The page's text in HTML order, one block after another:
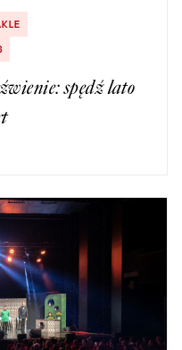
spędź lato